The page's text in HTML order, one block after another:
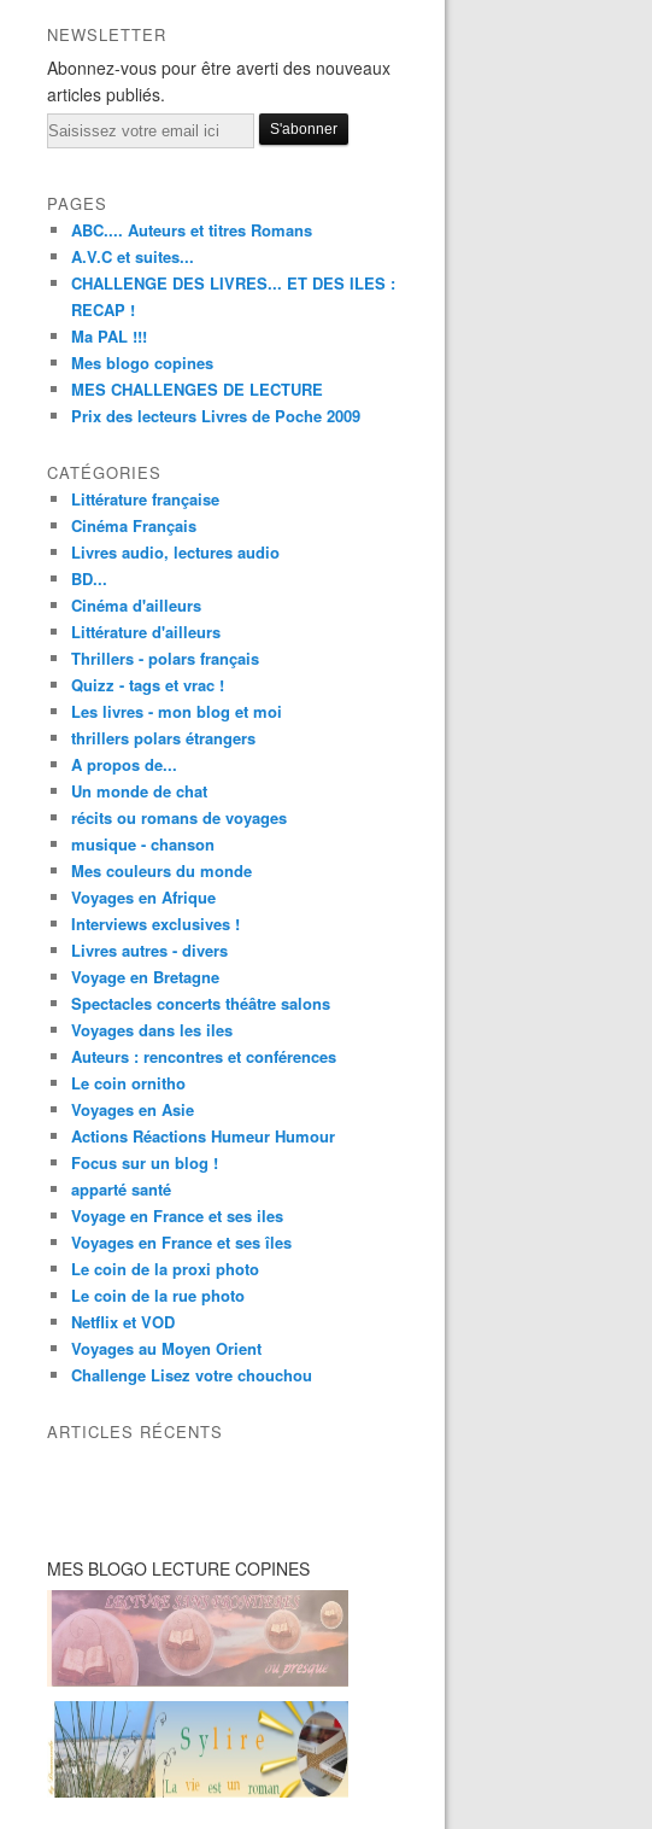
NEWSLETTER
Abonnez-vous pour être averti des nouveaux
articles publiés.
Email
PAGES
ABC.... Auteurs et titres Romans
A.V.C et suites...
CHALLENGE DES LIVRES... ET DES ILES :
RECAP !
Ma PAL !!!
Mes blogo copines
MES CHALLENGES DE LECTURE
Prix des lecteurs Livres de Poche 2009
CATÉGORIES
Littérature française
Cinéma Français
Livres audio, lectures audio
BD...
Cinéma d'ailleurs
Littérature d'ailleurs
Thrillers - polars français
Quizz - tags et vrac !
Les livres - mon blog et moi
thrillers polars étrangers
A propos de...
Un monde de chat
récits ou romans de voyages
musique - chanson
Mes couleurs du monde
Voyages en Afrique
Interviews exclusives !
Livres autres - divers
Voyage en Bretagne
Spectacles concerts théâtre salons
Voyages dans les iles
Auteurs : rencontres et conférences
Le coin ornitho
Voyages en Asie
Actions Réactions Humeur Humour
Focus sur un blog !
apparté santé
Voyage en France et ses iles
Voyages en France et ses îles
Le coin de la proxi photo
Le coin de la rue photo
Netflix et VOD
Voyages au Moyen Orient
Challenge Lisez votre chouchou
ARTICLES RÉCENTS
MES BLOGO LECTURE COPINES